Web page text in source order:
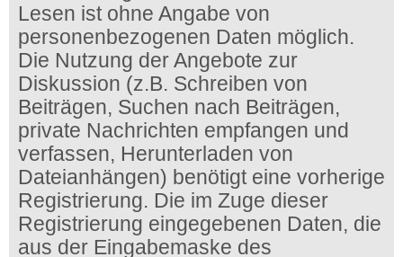
Lesen ist ohne Angabe von
personenbezogenen Daten möglich.
Die Nutzung der Angebote zur
Diskussion (z.B. Schreiben von
Beiträgen, Suchen nach Beiträgen,
private Nachrichten empfangen und
verfassen, Herunterladen von
Dateianhängen) benötigt eine vorherige
Registrierung. Die im Zuge dieser
Registrierung eingegebenen Daten, die
aus der Eingabemaske des